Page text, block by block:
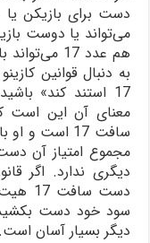
می‌تواند یا دوست
هم عدد 17
به دنبال قوانین
17 استند کند»
دیگری ندارد. اگر
دست
سود خود دست بکشید.
دیگر بسیار آسان است.